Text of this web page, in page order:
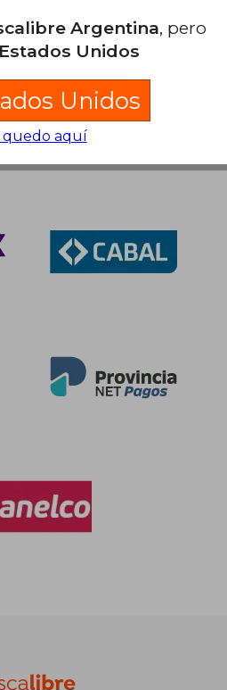
Argentina, pero
Estados Unidos
Unidos
quedo aquí